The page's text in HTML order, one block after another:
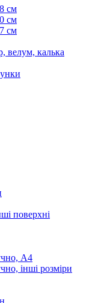
см
см
см
велум, калька
поверхні
А4
інші розміри